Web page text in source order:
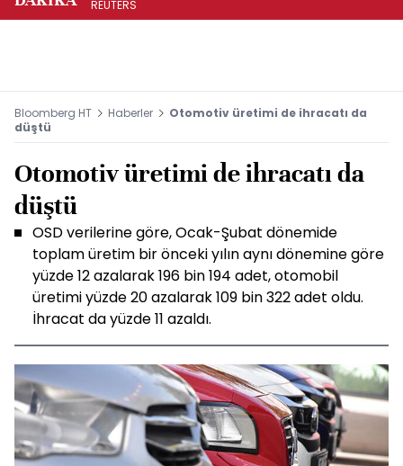
REUTERS
Bloomberg HT Haberler
Otomotiv üretimi de ihracatı da
düştü
Otomotiv üretimi de ihracatı da
düştü
OSD verilerine göre, Ocak-Şubat dönemide
toplam üretim bir önceki yılın aynı dönemine göre
yüzde 12 azalarak 196 bin 194 adet, otomobil
üretimi yüzde 20 azalarak 109 bin 322 adet oldu.
İhracat da yüzde 11 azaldı.